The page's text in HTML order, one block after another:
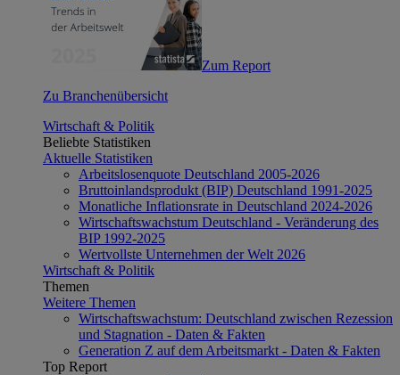
Zum Report
Zu Branchenübersicht
Wirtschaft & Politik
Beliebte Statistiken
Aktuelle Statistiken
Arbeitslosenquote Deutschland 2005-2026
Bruttoinlandsprodukt (BIP) Deutschland 1991-2025
Monatliche Inflationsrate in Deutschland 2024-2026
Wirtschaftswachstum Deutschland - Veränderung des
BIP 1992-2025
Wertvollste Unternehmen der Welt 2026
Wirtschaft & Politik
Themen
Weitere Themen
Wirtschaftswachstum: Deutschland zwischen Rezession
und Stagnation - Daten & Fakten
Generation Z auf dem Arbeitsmarkt - Daten & Fakten
Top Report